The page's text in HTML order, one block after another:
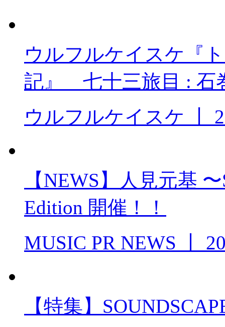
ウルフルケイスケ『
記』 七十三旅目 : 石
ウルフルケイスケ
【NEWS】人見元基
Edition 開催！！
MUSIC PR NEWS
【特集】